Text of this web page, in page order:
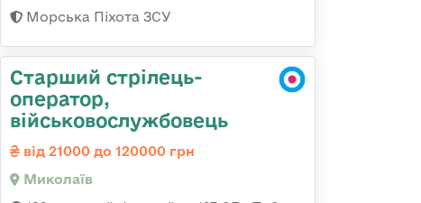
Морська Піхота ЗСУ
Старший стрілець-
оператор,
військовослужбовець
від 21000 до 120000 грн
Миколаїв